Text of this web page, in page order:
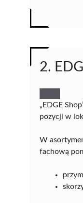
2.
„EDGE
pozycji w
W
fachową